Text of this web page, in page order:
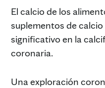
El calcio de los
suplementos de
significativo en la
coronaria.
Una exploración